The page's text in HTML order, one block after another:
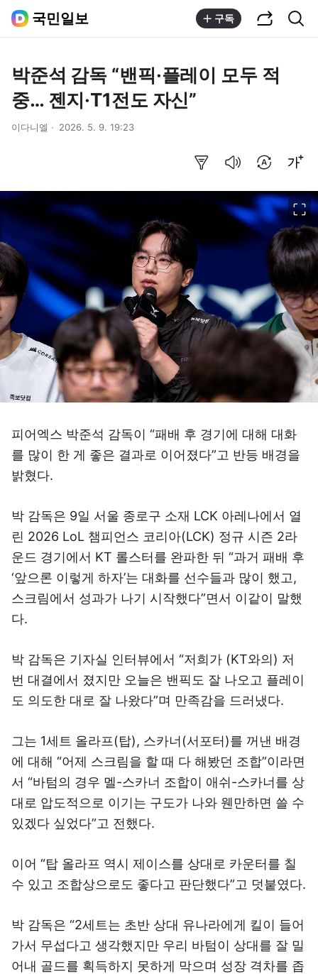
국민일보 구독
박준석 감독 “밴픽·플레이 모두 적
중… 젠지·T1전도 자신”
이다니엘 2026. 5. 9. 19:23
피어엑스 박준석 감독이 “패배 후 경기에 대해 대화
를 많이 한 게 좋은 결과로 이어졌다”고 반등 배경을
밝혔다.
박 감독은 9일 서울 종로구 소재 LCK 아레나에서 열
린 2026 LoL 챔피언스 코리아(LCK) 정규 시즌 2라
운드 경기에서 KT 롤스터를 완파한 뒤 “과거 패배 후
‘앞으론 이렇게 하자’는 대화를 선수들과 많이 했고,
스크림에서 성과가 나기 시작했다”면서 이같이 말했
다.
박 감독은 기자실 인터뷰에서 “저희가 (KT와의) 저
번 대결에서 졌지만 오늘은 밴픽도 잘 나오고 플레이
도 의도한 대로 잘 나왔다”며 만족감을 드러냈다.
그는 1세트 올라프(탑), 스카너(서포터)를 꺼낸 배경
에 대해 “어제 스크림을 할 때 다 해봤던 조합”이라면
서 “바텀의 경우 멜-스카너 조합이 애쉬-스카너를 상
대로 압도적으로 이기는 구도가 나와 웬만하면 쓸 수
있겠다 싶었다”고 전했다.
이어 “탑 올라프 역시 제이스를 상대로 카운터를 칠
수 있고 조합상으로도 좋다고 판단했다”고 덧붙였다.
박 감독은 “2세트는 초반 상대 유나라에게 킬이 들어
가서 무섭다고 생각했지만 우리 바텀이 상대를 잘 밀
어내 골드를 획득하지 못하게 막으며 성장 격차를 좁